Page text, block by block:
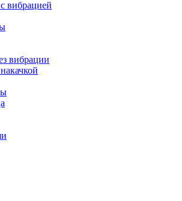
вибрацией
вибрации